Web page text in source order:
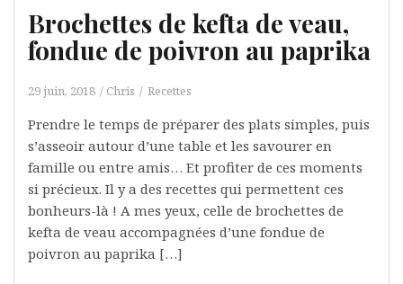
Brochettes de kefta de veau,
fondue de poivron au paprika
29 juin, 2018 Chris Recettes
Prendre le temps de préparer des plats simples, puis
s’asseoir autour d’une table et les savourer en
famille ou entre amis… Et profiter de ces moments
si précieux. Il y a des recettes qui permettent ces
bonheurs-là ! A mes yeux, celle de brochettes de
kefta de veau accompagnées d’une fondue de
poivron au paprika […]